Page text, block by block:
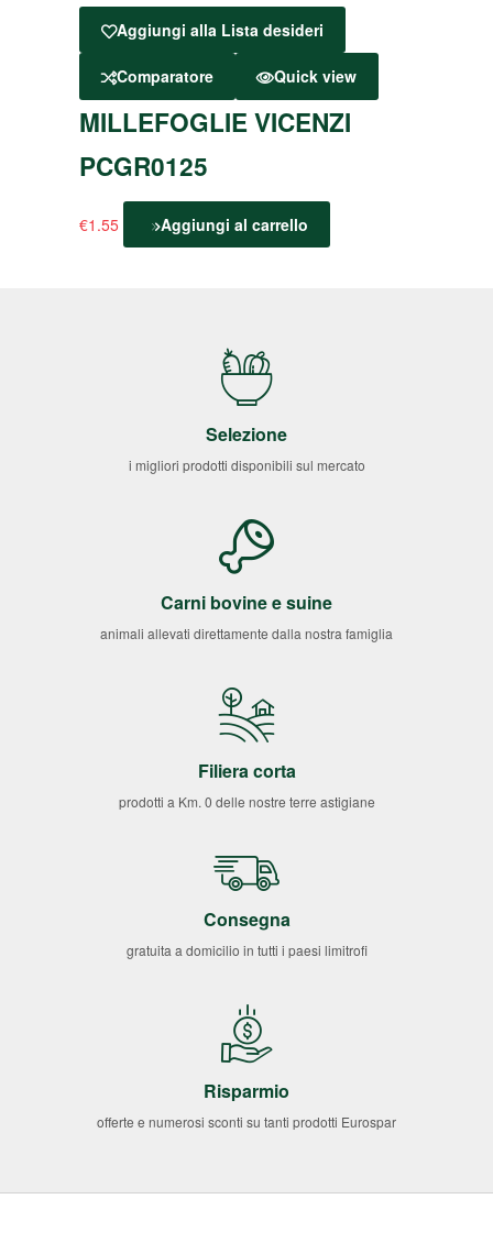
Aggiungi alla Lista desideri
Comparatore Quick view
MILLEFOGLIE VICENZI
PCGR0125
€1.55 Aggiungi al carrello
Selezione
i migliori prodotti disponibili sul mercato
Carni bovine e suine
animali allevati direttamente dalla nostra famiglia
Filiera corta
prodotti a Km. 0 delle nostre terre astigiane
Consegna
gratuita a domicilio in tutti i paesi limitrofi
Risparmio
offerte e numerosi sconti su tanti prodotti Eurospar